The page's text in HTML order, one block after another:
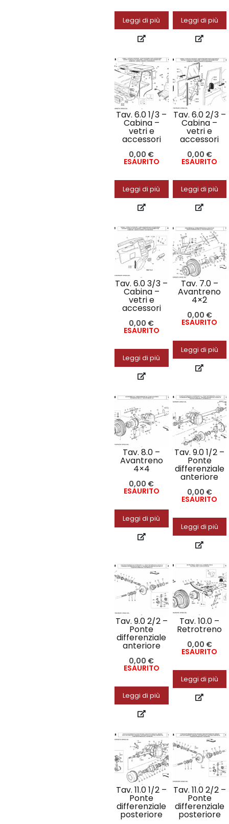
Leggi di più Leggi di più
Tav. 6.0 1/3 –
Cabina –
vetri e
accessori
0,00 €
ESAURITO
Leggi di più
Tav. 6.0 2/3 –
Cabina –
vetri e
accessori
0,00 €
ESAURITO
Leggi di più
Tav. 6.0 3/3 –
Cabina –
vetri e
accessori
0,00 €
ESAURITO
Leggi di più
Tav. 7.0 –
Avantreno
4×2
0,00 €
ESAURITO
Leggi di più
Tav. 8.0 –
Avantreno
4×4
0,00 €
ESAURITO
Leggi di più
Tav. 9.0 1/2 –
Ponte
differenziale
anteriore
0,00 €
ESAURITO
Leggi di più
Tav. 9.0 2/2 –
Ponte
differenziale
anteriore
0,00 €
ESAURITO
Leggi di più
Tav. 10.0 –
Retrotreno
0,00 €
ESAURITO
Leggi di più
Tav. 11.0 1/2 –
Ponte
differenziale
posteriore
Tav. 11.0 2/2 –
Ponte
differenziale
posteriore